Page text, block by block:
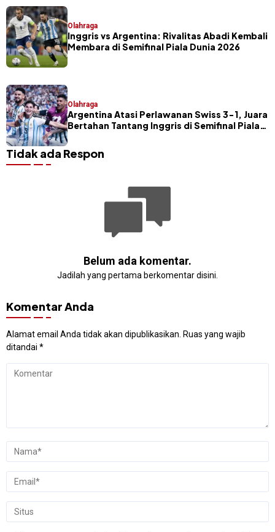
Olahraga
Inggris vs Argentina: Rivalitas Abadi Kembali
Membara di Semifinal Piala Dunia 2026
Olahraga
Argentina Atasi Perlawanan Swiss 3-1, Juara
Bertahan Tantang Inggris di Semifinal Piala
Tidak ada Respon
Belum ada komentar.
Jadilah yang pertama berkomentar disini.
Komentar Anda
Alamat email Anda tidak akan dipublikasikan. Ruas yang wajib
ditandai *